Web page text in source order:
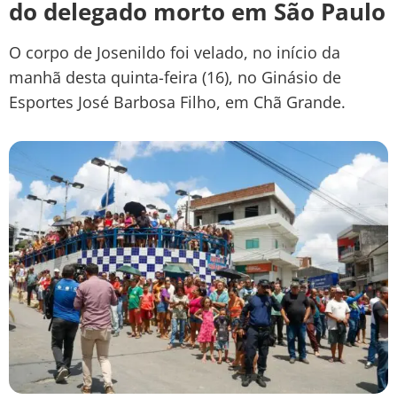
do delegado morto em São Paulo
O corpo de Josenildo foi velado, no início da
manhã desta quinta-feira (16), no Ginásio de
Esportes José Barbosa Filho, em Chã Grande.